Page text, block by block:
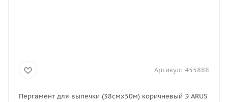
Артикул: 455888
Пергамент для выпечки (38смх50м) коричневый Э ARUS